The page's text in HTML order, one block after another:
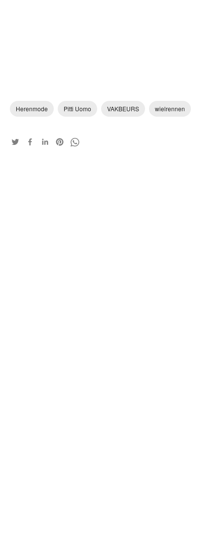
Herenmode Pitti Uomo VAKBEURS wielrennen